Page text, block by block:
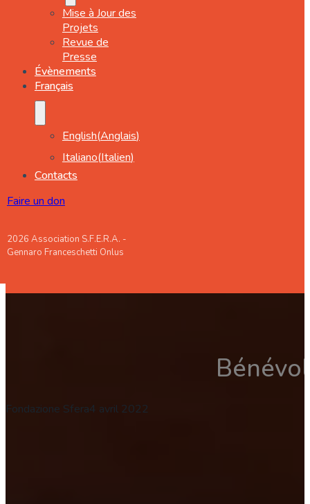
Mise à Jour des
Projets
Revue de
Presse
Évènements
Français
English(Anglais)
Italiano(Italien)
Contacts
Faire un don
2026 Association S.F.E.R.A. -
Gennaro Franceschetti Onlus
Fondazione Sfera4 avril 2022